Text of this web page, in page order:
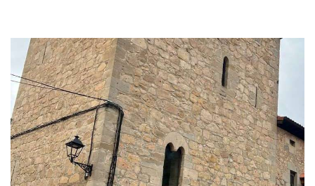
GALERIE
DES
IMAGES